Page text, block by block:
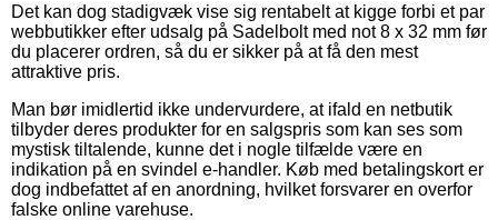
Det kan dog stadigvæk vise sig rentabelt at kigge forbi et par
webbutikker efter udsalg på Sadelbolt med not 8 x 32 mm før
du placerer ordren, så du er sikker på at få den mest
attraktive pris.
Man bør imidlertid ikke undervurdere, at ifald en netbutik
tilbyder deres produkter for en salgspris som kan ses som
mystisk tiltalende, kunne det i nogle tilfælde være en
indikation på en svindel e-handler. Køb med betalingskort er
dog indbefattet af en anordning, hvilket forsvarer en overfor
falske online varehuse.